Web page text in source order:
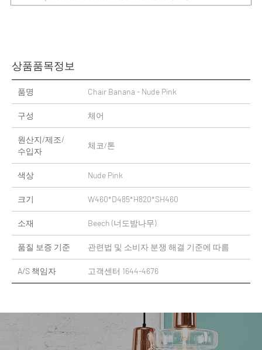
상품품목정보
품명 Chair Banana - Nude Pink
구성 체어
원산지/제조/
수입자
체코/톤
색상 Nude Pink
크기 W460*D485*H820*SH460
소재 Beech (너도밤나무)
품질 보증 기준 관련법 및 소비자 분쟁 해결 기준에 따름
A/S 책임자 고객센터 1644-4676